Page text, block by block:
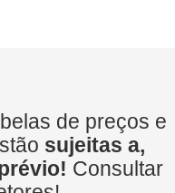
de preços e
sujeitas a,
Consultar